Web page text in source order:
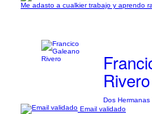
Me adasto a cualkier trabajo y aprendo
Rivero
Dos
Email validado